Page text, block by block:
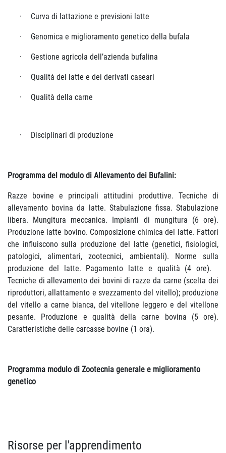
· Curva di lattazione e previsioni latte
· Genomica e miglioramento genetico della bufala
· Gestione agricola dell’azienda bufalina
· Qualità del latte e dei derivati caseari
· Qualità della carne
· Disciplinari di produzione
Programma del modulo di Allevamento dei Bufalini:
Razze bovine e principali attitudini produttive. Tecniche di
allevamento bovina da latte. Stabulazione fissa. Stabulazione
libera. Mungitura meccanica. Impianti di mungitura (6 ore).
Produzione latte bovino. Composizione chimica del latte. Fattori
che influiscono sulla produzione del latte (genetici, fisiologici,
patologici, alimentari, zootecnici, ambientali). Norme sulla
produzione del latte. Pagamento latte e qualità (4 ore).
Tecniche di allevamento dei bovini di razze da carne (scelta dei
riproduttori, allattamento e svezzamento del vitello); produzione
del vitello a carne bianca, del vitellone leggero e del vitellone
pesante. Produzione e qualità della carne bovina (5 ore).
Caratteristiche delle carcasse bovine (1 ora).
Programma modulo di Zootecnia generale e miglioramento
genetico
Risorse per l'apprendimento